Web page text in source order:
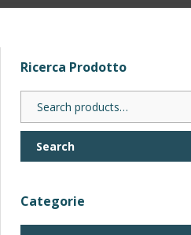
Ricerca Prodotto
Search
for:
Search
Categorie